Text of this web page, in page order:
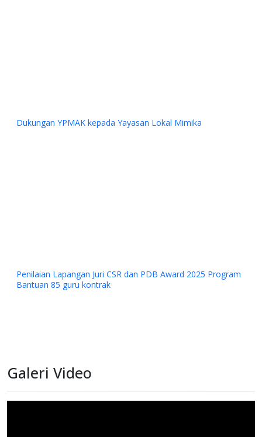
Dukungan YPMAK kepada Yayasan Lokal Mimika
Penilaian Lapangan Juri CSR dan PDB Award 2025 Program
Bantuan 85 guru kontrak
Galeri Video